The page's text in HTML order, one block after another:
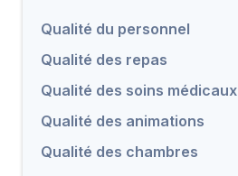
Qualité du personnel
Qualité des repas
Qualité des soins médicaux
Qualité des animations
Qualité des chambres